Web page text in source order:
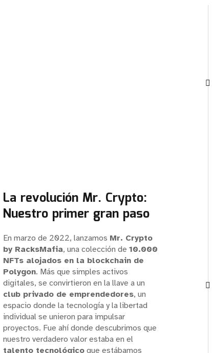
La revolución Mr. Crypto:
Nuestro primer gran paso
En marzo de 2022, lanzamos Mr. Crypto
by RacksMafia, una colección de 10.000
NFTs alojados en la blockchain de
Polygon. Más que simples activos
digitales, se convirtieron en la llave a un
club privado de emprendedores, un
espacio donde la tecnología y la libertad
individual se unieron para impulsar
proyectos. Fue ahí donde descubrimos que
nuestro verdadero valor estaba en el
talento tecnológico que estábamos